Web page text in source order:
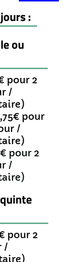
:
ou
pour 2
/
pour
/
pour 2
/
pour 2
/